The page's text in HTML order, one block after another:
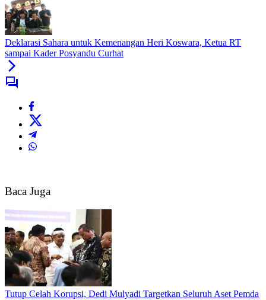
Deklarasi Sahara untuk Kemenangan Heri Koswara, Ketua RT
sampai Kader Posyandu Curhat
Baca Juga
Tutup Celah Korupsi, Dedi Mulyadi Targetkan Seluruh Aset Pemda